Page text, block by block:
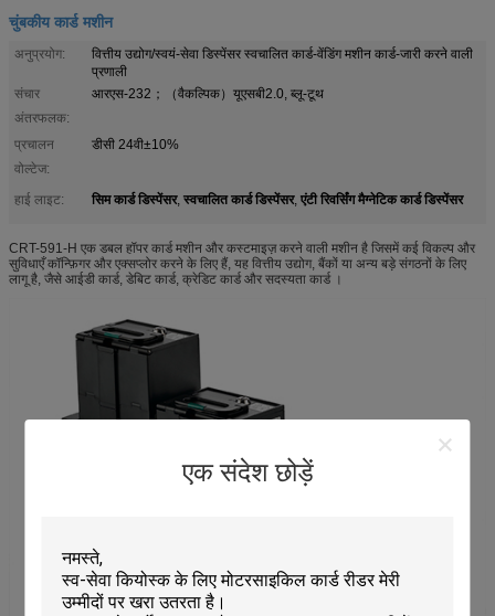
एक संदेश छोड़ें
चुंबकीय कार्ड मशीन
अनुप्रयोग:
वित्तीय उद्योग/स्वयं-सेवा डिस्पेंसर स्वचालित कार्ड-वेंडिंग मशीन कार्ड-जारी करने वाली
प्रणाली
संचार
अंतरफलक:
आरएस-232；（वैकल्पिक）यूएसबी2.0, ब्लू-टूथ
प्रचालन
वोल्टेज:
डीसी 24वी±10%
हाई लाइट: सिम कार्ड डिस्पेंसर, स्वचालित कार्ड डिस्पेंसर, एंटी रिवर्सिंग मैग्नेटिक कार्ड डिस्पेंसर
CRT-591-H एक डबल हॉपर कार्ड मशीन और कस्टमाइज़ करने वाली मशीन है जिसमें कई विकल्प और
सुविधाएँ कॉन्फ़िगर और एक्सप्लोर करने के लिए हैं, यह वित्तीय उद्योग, बैंकों या अन्य बड़े संगठनों के लिए
लागू है, जैसे आईडी कार्ड, डेबिट कार्ड, क्रेडिट कार्ड और सदस्यता कार्ड ।